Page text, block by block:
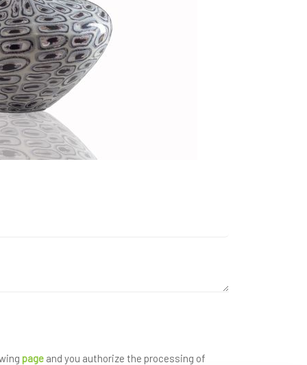
page and you authorize the processing of